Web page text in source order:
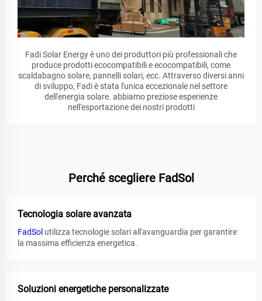
Fadi Solar Energy è uno dei produttori più professionali che
produce prodotti ecocompatibili e ecocompatibili, come
scaldabagno solare, pannelli solari, ecc. Attraverso diversi anni
di sviluppo, Fadi è stata l'unica eccezionale nel settore
dell'energia solare. abbiamo preziose esperienze
nell'esportazione dei nostri prodotti
Perché scegliere FadSol
Tecnologia solare avanzata
FadSol utilizza tecnologie solari all'avanguardia per garantire
la massima efficienza energetica.
Soluzioni energetiche personalizzate